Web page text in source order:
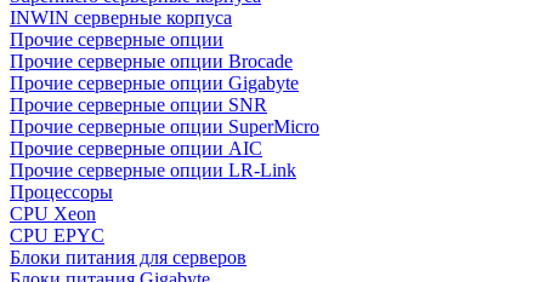
INWIN серверные корпуса
Прочие серверные опции
Прочие серверные опции Brocade
Прочие серверные опции Gigabyte
Прочие серверные опции SNR
Прочие серверные опции SuperMicro
Прочие серверные опции AIC
Прочие серверные опции LR-Link
Процессоры
CPU Xeon
CPU EPYC
Блоки питания для серверов